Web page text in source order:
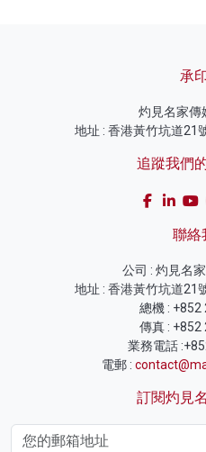
承
灼見名家傳
地址 : 香港黃竹坑道21
追蹤我們
聯絡
公司 : 灼見名
地址 : 香港黃竹坑道21
總機 : +852
傳真 : +852
業務電話
電郵 :
訂閱灼見